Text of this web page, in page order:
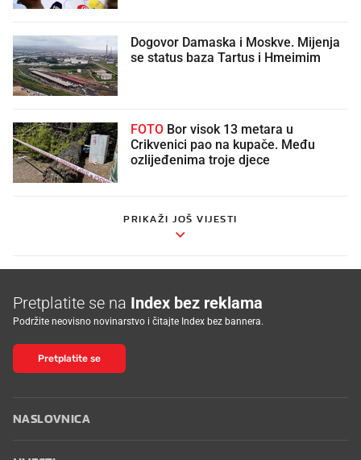
Dogovor Damaska i Moskve. Mijenja
se status baza Tartus i Hmeimim
FOTO
Crikvenici pao na kupače. Među
ozlijeđenima troje djece
PRIKAŽI JOŠ VIJESTI
Pretplatite se na Index bez reklama
Podržite neovisno novinarstvo i čitajte Index bez bannera.
Pretplatite se
NASLOVNICA